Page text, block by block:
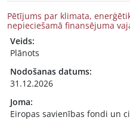
Pētījums par klimata,
nepieciešamā finansējuma
Veids:
Plānots
Nodošanas datums:
31.12.2026
Joma:
Eiropas savienības fondi un